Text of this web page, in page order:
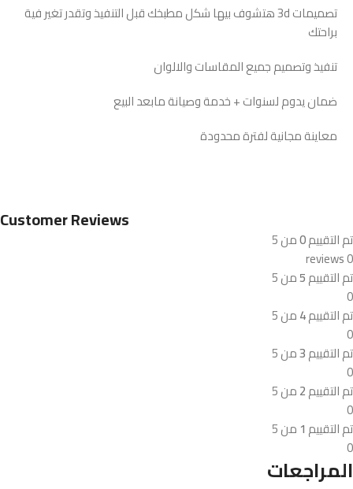
تصميمات 3d هتشوف بيها شكل مطبخك قبل التنفيذ وتقدر تغير فية
براحتك
تنفيذ وتصميم جميع المقاسات والالوان
ضمان يدوم لسنوات + خدمة وصيانة مابعد البيع
معاينة مجانية لفترة محدودة
Customer Reviews
تم التقييم0من 5
0 reviews
تم التقييم5من 5
0
تم التقييم4من 5
0
تم التقييم3من 5
0
تم التقييم2من 5
0
تم التقييم 1 من 5
0
المراجعات